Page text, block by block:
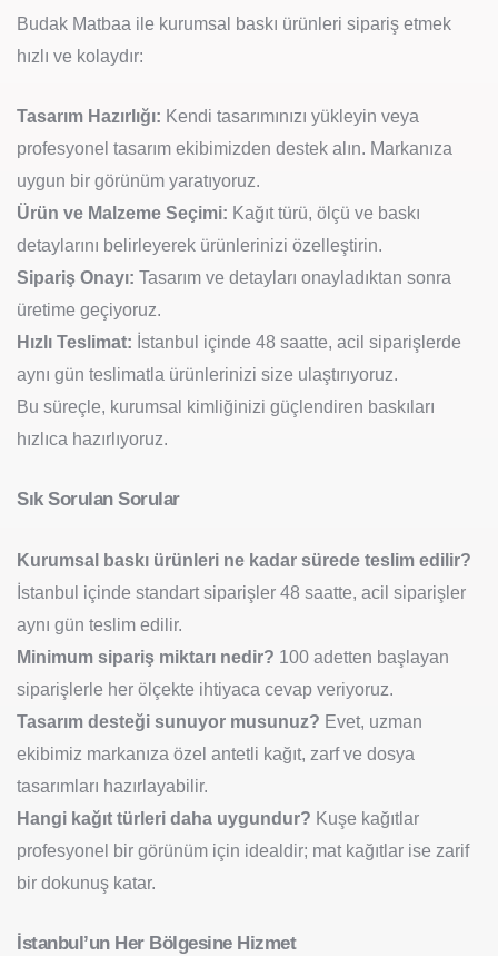
Budak Matbaa ile kurumsal baskı ürünleri sipariş etmek
hızlı ve kolaydır:
Tasarım Hazırlığı: Kendi tasarımınızı yükleyin veya
profesyonel tasarım ekibimizden destek alın. Markanıza
uygun bir görünüm yaratıyoruz.
Ürün ve Malzeme Seçimi: Kağıt türü, ölçü ve baskı
detaylarını belirleyerek ürünlerinizi özelleştirin.
Sipariş Onayı: Tasarım ve detayları onayladıktan sonra
üretime geçiyoruz.
Hızlı Teslimat: İstanbul içinde 48 saatte, acil siparişlerde
aynı gün teslimatla ürünlerinizi size ulaştırıyoruz.
Bu süreçle, kurumsal kimliğinizi güçlendiren baskıları
hızlıca hazırlıyoruz.
Sık Sorulan Sorular
Kurumsal baskı ürünleri ne kadar sürede teslim edilir?
İstanbul içinde standart siparişler 48 saatte, acil siparişler
aynı gün teslim edilir.
Minimum sipariş miktarı nedir? 100 adetten başlayan
siparişlerle her ölçekte ihtiyaca cevap veriyoruz.
Tasarım desteği sunuyor musunuz? Evet, uzman
ekibimiz markanıza özel antetli kağıt, zarf ve dosya
tasarımları hazırlayabilir.
Hangi kağıt türleri daha uygundur? Kuşe kağıtlar
profesyonel bir görünüm için idealdir; mat kağıtlar ise zarif
bir dokunuş katar.
İstanbul’un Her Bölgesine Hizmet